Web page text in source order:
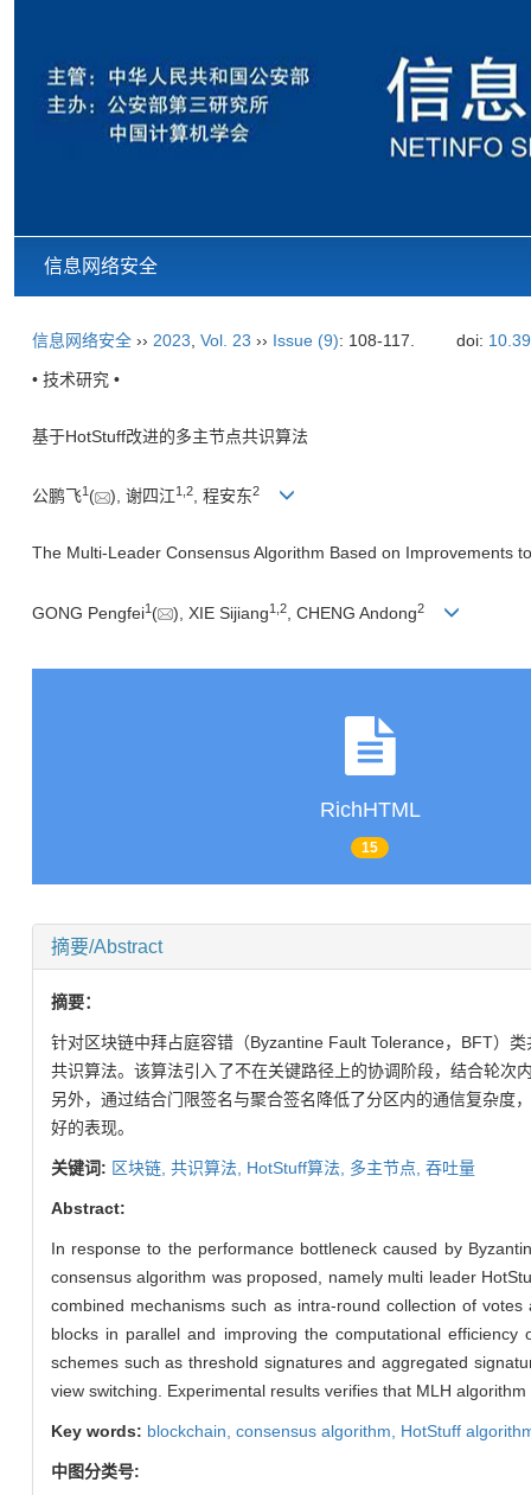
信息网络安全
信息网络安全 ›› 2023 Vol. 23 ›› Issue (9): 108-117. doi:
• 技术研究 •
基于HotStuff改进的多主节点共识算法
公鹏飞1 ( ), 谢四江1 2, 程安东2
The Multi-Leader Consensus Algorithm Based on Improvements
GONG Pengfei1 ( ), XIE Sijiang1 2 , CHENG Andong2
RichHTML
15
摘要/Abstract
摘要：
针对区块链中拜占庭容错（Byzantine Fault Tolerance，BFT）
共识算法。该算法引入了不在关键路径上的协调阶段，结合轮
另外，通过结合门限签名与聚合签名降低了分区内的通信复杂度
好的表现。
关键词: 区块链, 共识算法, HotStuff算法, 多主节点, 吞吐量
Abstract:
In response to the performance bottleneck caused by
consensus algorithm was proposed, namely multi leader
combined mechanisms such as intra-round collection of
blocks in parallel and improving the computational
schemes such as threshold signatures and aggregated
view switching. Experimental results verifies that MLH
Key words: blockchain, consensus algorithm, HotStuff
中图分类号: